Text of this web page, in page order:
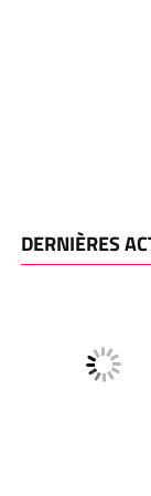
DERNIÈRES